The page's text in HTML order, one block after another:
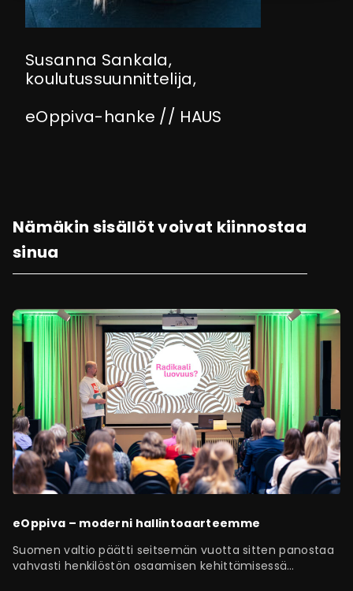
Susanna Sankala,
koulutussuunnittelija,
eOppiva-hanke // HAUS
Nämäkin sisällöt voivat kiinnostaa
sinua
eOppiva – moderni hallintoaarteemme
Suomen valtio päätti seitsemän vuotta sitten panostaa
vahvasti henkilöstön osaamisen kehittämisessä